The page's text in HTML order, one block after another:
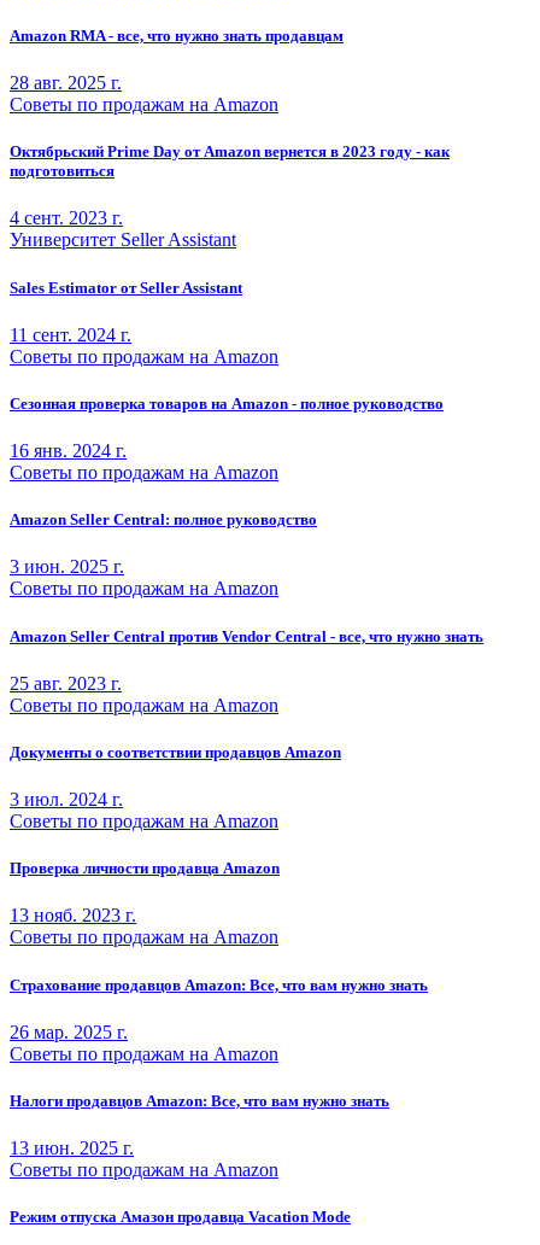
Amazon RMA - все, что нужно знать продавцам
28 авг. 2025 г.
Советы по продажам на Amazon
Октябрьский Prime Day от Amazon вернется в 2023 году - как
подготовиться
4 сент. 2023 г.
Университет Seller Assistant
Sales Estimator от Seller Assistant
11 сент. 2024 г.
Советы по продажам на Amazon
Сезонная проверка товаров на Amazon - полное руководство
16 янв. 2024 г.
Советы по продажам на Amazon
Amazon Seller Central: полное руководство
3 июн. 2025 г.
Советы по продажам на Amazon
Amazon Seller Central против Vendor Central - все, что нужно знать
25 авг. 2023 г.
Советы по продажам на Amazon
Документы о соответствии продавцов Amazon
3 июл. 2024 г.
Советы по продажам на Amazon
Проверка личности продавца Amazon
13 нояб. 2023 г.
Советы по продажам на Amazon
Страхование продавцов Amazon: Все, что вам нужно знать
26 мар. 2025 г.
Советы по продажам на Amazon
Налоги продавцов Amazon: Все, что вам нужно знать
13 июн. 2025 г.
Советы по продажам на Amazon
Режим отпуска Амазон продавца Vacation Mode